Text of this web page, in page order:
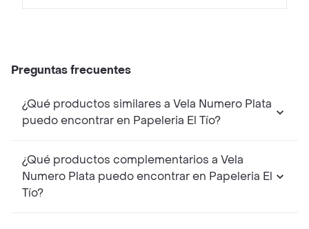
Preguntas frecuentes
¿Qué productos similares a Vela Numero Plata
puedo encontrar en Papeleria El Tío?
¿Qué productos complementarios a Vela
Numero Plata puedo encontrar en Papeleria El
Tío?